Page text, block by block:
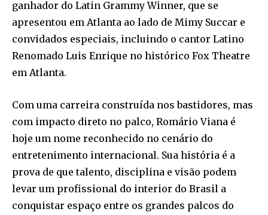
ganhador do Latin Grammy Winner, que se
apresentou em Atlanta ao lado de Mimy Succar e
convidados especiais, incluindo o cantor Latino
Renomado Luis Enrique no histórico Fox Theatre
em Atlanta.
Com uma carreira construída nos bastidores, mas
com impacto direto no palco, Romário Viana é
hoje um nome reconhecido no cenário do
entretenimento internacional. Sua história é a
prova de que talento, disciplina e visão podem
levar um profissional do interior do Brasil a
conquistar espaço entre os grandes palcos do